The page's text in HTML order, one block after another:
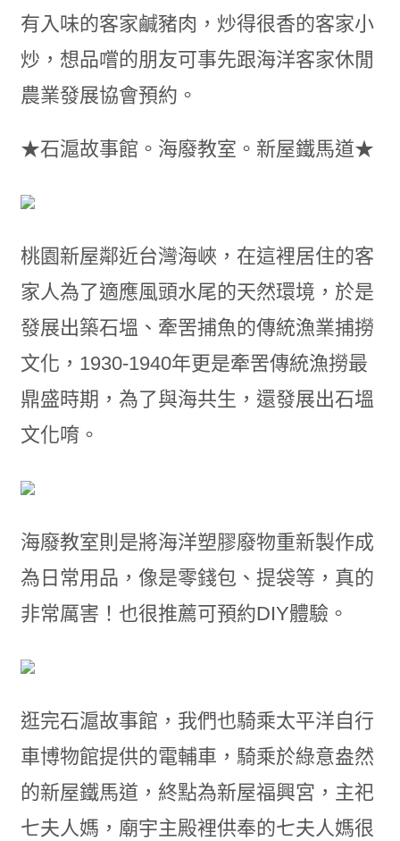
有入味的客家鹹豬肉，炒得很香的客家小
炒，想品嚐的朋友可事先跟海洋客家休閒
農業發展協會預約。
★石滬故事館。海廢教室。新屋鐵馬道★
桃園新屋鄰近台灣海峽，在這裡居住的客
家人為了適應風頭水尾的天然環境，於是
發展出築石塭、牽罟捕魚的傳統漁業捕撈
文化，1930-1940年更是牽罟傳統漁撈最
鼎盛時期，為了與海共生，還發展出石塭
文化唷。
海廢教室則是將海洋塑膠廢物重新製作成
為日常用品，像是零錢包、提袋等，真的
非常厲害！也很推薦可預約DIY體驗。
逛完石滬故事館，我們也騎乘太平洋自行
車博物館提供的電輔車，騎乘於綠意盎然
的新屋鐵馬道，終點為新屋福興宮，主祀
七夫人媽，廟宇主殿裡供奉的七夫人媽很